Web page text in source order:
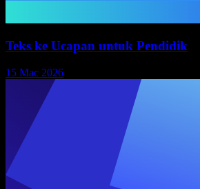
Teks ke Ucapan untuk Pendidik
15 Mac 2026